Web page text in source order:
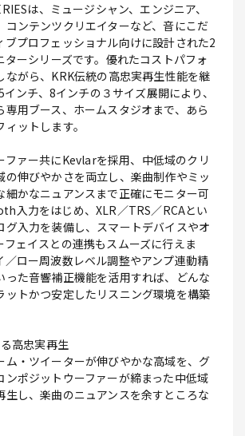
は、ミュージシャン、エンジニア、
コンテンツクリエイターなど、音にこだ
ブプロフェッショナル向けに設計された2
ターシリーズです。優れたコストパフォ
ながら、KRK伝統の高忠実再生性能を継
ンチ、8インチの３サイズ展開により、
専用ブース、ホームスタジオまで、あら
ットします。
ファー共にKevlarを採用、中低域のクリ
の伸びやかさを両立し、楽曲制作やミッ
細かなニュアンスまで正確にモニター可
入力をはじめ、XLR／TRS／RCAとい
グ入力を装備し、スマートデバイスやオ
フェイスとの連携もスムーズに行えま
／ロー周波数レベル調整やアンプ連動精
った音響補正機能を活用すれば、どんな
ットかつ安定したリスニング環境を構築
高忠実再生
ム・ツイーターが伸びやかな高域を、グ
ンポジットウーファーが締まった中低域
生し、楽曲のニュアンスを余すところな